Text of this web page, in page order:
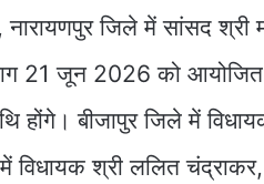
जिले में सांसद श्री
21 जून 2026 को आयोजित
होंगे। बीजापुर जिले में
श्री ललित चंद्राकर,